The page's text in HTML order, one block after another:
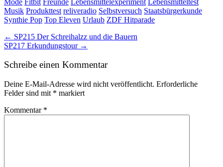
Musik Produkttest reliveradio Selbstversuch Staatsbürgerkunde
Synthie Pop Top Eleven Urlaub ZDF Hitparade
Post
navigation
← SP215 Der Schreihalzz und die Bauern
SP217 Erkundungstour →
Schreibe einen Kommentar
Deine E-Mail-Adresse wird nicht veröffentlicht. Erforderliche
Felder sind mit * markiert
Kommentar *